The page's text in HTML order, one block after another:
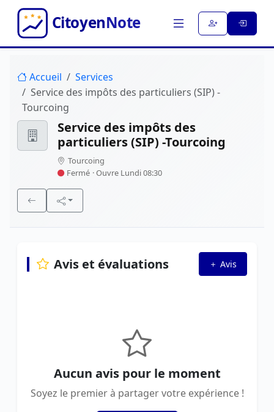
Accueil
Services
Service des impôts des particuliers (SIP) -
Tourcoing
Service des impôts des
particuliers (SIP) -Tourcoing
Tourcoing
Fermé · Ouvre Lundi 08:30
Avis et évaluations Avis
Aucun avis pour le moment
Soyez le premier à partager votre expérience !